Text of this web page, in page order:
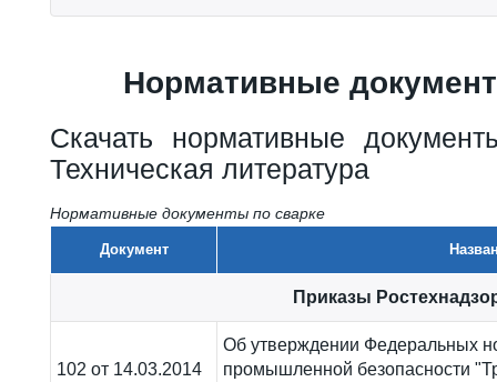
Нормативные
Скачать нормативные
Техническая литература
Нормативные документы по сварке
Документ
Приказы
102 от 14.03.2014
Об утверждении Федеральных
промышленной безопасности